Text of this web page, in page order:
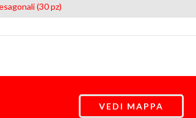
(30 pz)
VEDI MAPPA